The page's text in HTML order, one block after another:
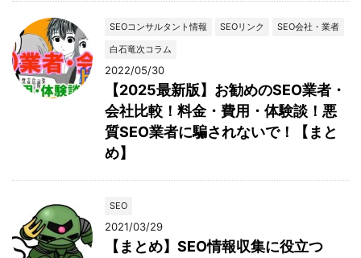
SEOコンサルタント情報 SEOリンク
SEO会社・業者
白石竜次コラム
2022/05/30
【2025最新版】お勧めのSEO業者・
会社比較！料金・費用・体験談！悪
質SEO業者に騙されないで！【まと
め】
SEO
2021/03/29
【まとめ】SEO情報収集に役立つ